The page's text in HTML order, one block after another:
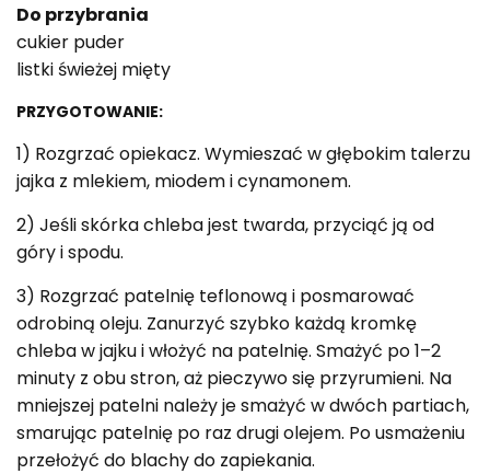
Do przybrania
cukier puder
listki świeżej mięty
PRZYGOTOWANIE:
1) Rozgrzać opiekacz. Wymieszać w głębokim talerzu
jajka z mlekiem, miodem i cynamonem.
2) Jeśli skórka chleba jest twarda, przyciąć ją od
góry i spodu.
3) Rozgrzać patelnię teflonową i posmarować
odrobiną oleju. Zanurzyć szybko każdą kromkę
chleba w jajku i włożyć na patelnię. Smażyć po 1–2
minuty z obu stron, aż pieczywo się przyrumieni. Na
mniejszej patelni należy je smażyć w dwóch partiach,
smarując patelnię po raz drugi olejem. Po usmażeniu
przełożyć do blachy do zapiekania.